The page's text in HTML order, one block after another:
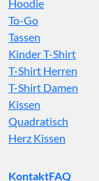
Hoodie
To-Go
Tassen
Kinder T-Shirt
T-Shirt Herren
T-Shirt Damen
Kissen
Quadratisch
Herz Kissen
KontaktFAQ